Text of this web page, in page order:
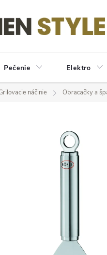
Pečenie Elektro
náčinie Obracačky a